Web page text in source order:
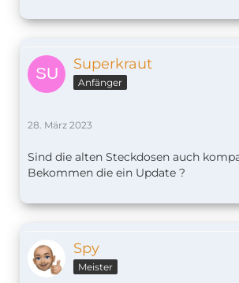
Superkraut
Anfänger
28. März 2023
Sind die alten Steckdosen auch
Bekommen die ein Update ?
Spy
Meister